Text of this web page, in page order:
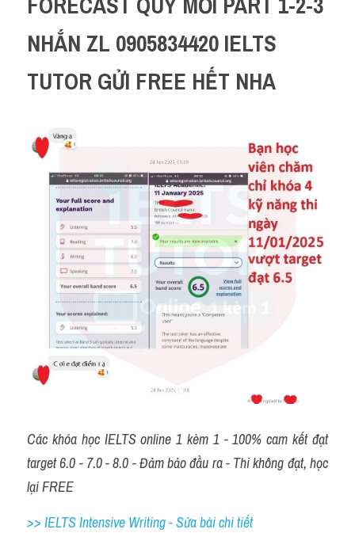
NHẮN ZL 0905834420 IELTS
TUTOR GỬI FREE HẾT NHA
Các khóa học IELTS online 1 kèm 1 - 100% cam kết đạt
target 6.0 - 7.0 - 8.0 - Đảm bảo đầu ra - Thi không đạt, học
lại FREE
>> IELTS Intensive Writing - Sửa bài chi tiết